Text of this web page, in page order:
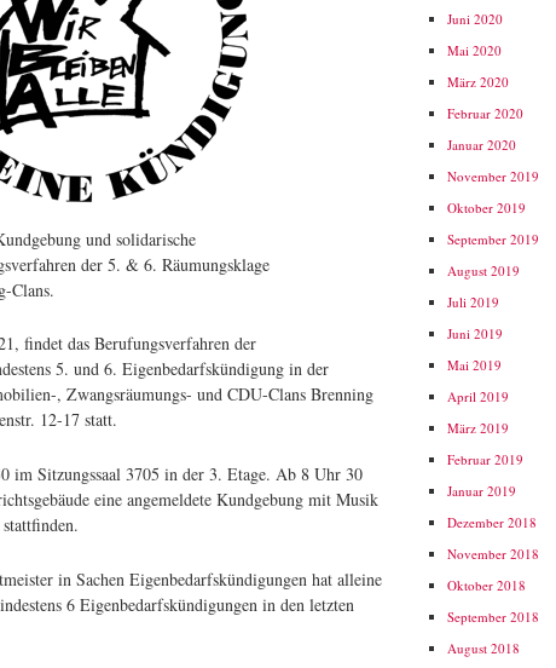
und solidarische
der 5. & 6. Räumungsklage
Clans.
findet das Berufungsverfahren der
5. und 6. Eigenbedarfskündigung in der
, Zwangsräumungs- und CDU-Clans Brenning
12-17 statt.
im Sitzungssaal 3705 in der 3. Etage. Ab 8 Uhr 30
eine angemeldete Kundgebung mit Musik
in Sachen Eigenbedarfskündigungen hat alleine
6 Eigenbedarfskündigungen in den letzten
Juni 2020
Mai 2020
März 2020
Februar 2020
Januar 2020
November 2019
Oktober 2019
September 2019
August 2019
Juli 2019
Juni 2019
Mai 2019
April 2019
März 2019
Februar 2019
Januar 2019
Dezember 2018
November 2018
Oktober 2018
September 2018
August 2018